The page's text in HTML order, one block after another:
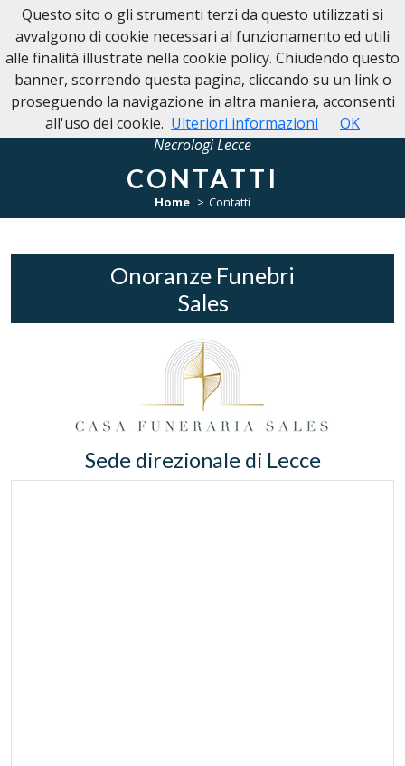
NECROLOGI LECCE
Necrologi Lecce
CONTATTI
Home Contatti
Onoranze Funebri
Sales
Sede direzionale di Lecce
Questo sito o gli strumenti terzi da questo utilizzati si
avvalgono di cookie necessari al funzionamento ed utili
alle finalità illustrate nella cookie policy. Chiudendo questo
banner, scorrendo questa pagina, cliccando su un link o
proseguendo la navigazione in altra maniera, acconsenti
all'uso dei cookie. Ulteriori informazioni OK